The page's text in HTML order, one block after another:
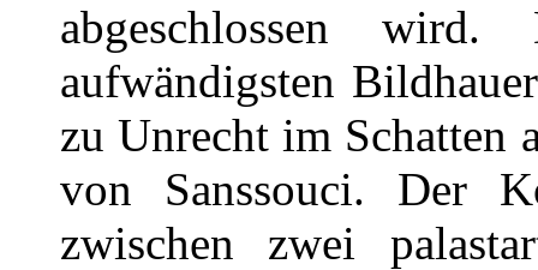
abgeschlossen
aufwändigsten
zu Unrecht im Schatten
von Sanssouci. Der
zwischen zwei